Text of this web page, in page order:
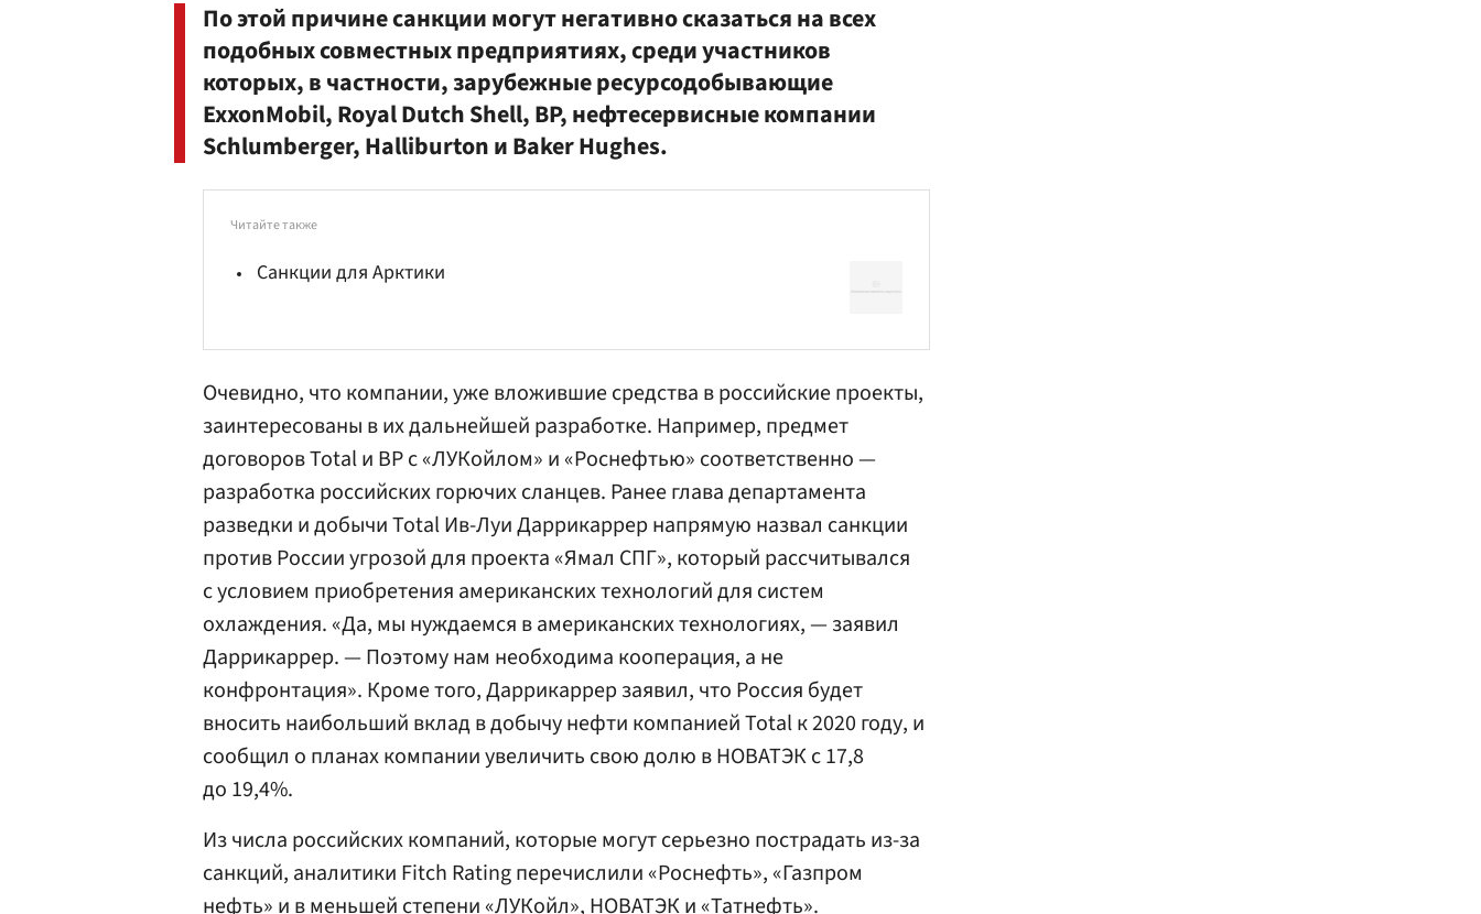
По этой причине санкции могут негативно сказаться на всех
подобных совместных предприятиях, среди участников
которых, в частности, зарубежные ресурсодобывающие
ExxonMobil, Royal Dutch Shell, BP, нефтесервисные компании
Schlumberger, Halliburton и Baker Hughes.
Читайте также
Санкции для Арктики
Очевидно, что компании, уже вложившие средства в российские проекты,
заинтересованы в их дальнейшей разработке. Например, предмет
договоров Total и BP с«ЛУКойлом» и «Роснефтью» соответственно —
разработка российских горючих сланцев. Ранее глава департамента
разведки и добычи Total Ив-Луи Даррикаррер напрямую назвал санкции
против России угрозой для проекта «Ямал СПГ», который рассчитывался
с условием приобретения американских технологий для систем
охлаждения. «Да, мы нуждаемся в американских технологиях, — заявил
Даррикаррер. — Поэтому нам необходима кооперация, а не
конфронтация». Кроме того, Даррикаррер заявил, что Россия будет
вносить наибольший вклад в добычу нефти компанией Total к 2020 году, и
сообщил о планах компании увеличить свою долю вНОВАТЭКс 17,8
до 19,4%.
Из числа российских компаний, которые могут серьезно пострадать из-за
санкций, аналитики Fitch Rating перечислили «Роснефть», «Газпром
нефть» и в меньшей степени «ЛУКойл», НОВАТЭК и «Татнефть».